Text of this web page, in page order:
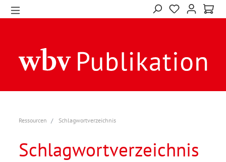
Ressourcen Schlagwortverzeichnis
Schlagwortverzeichnis